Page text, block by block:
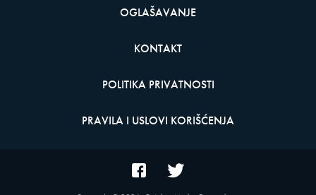
OGLAŠAVANJE
KONTAKT
POLITIKA PRIVATNOSTI
PRAVILA I USLOVI KORIŠĆENJA